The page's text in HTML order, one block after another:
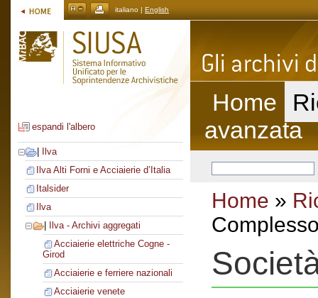
italiano | English
espandi l'albero
Ilva
Ilva Alti Forni e Acciaierie d’Italia
Italsider
Ilva
Ilva - Archivi aggregati
Acciaierie elettriche Cogne -
Girod
Acciaierie e ferriere nazionali
Acciaierie venete
Home
avanzata
Home »